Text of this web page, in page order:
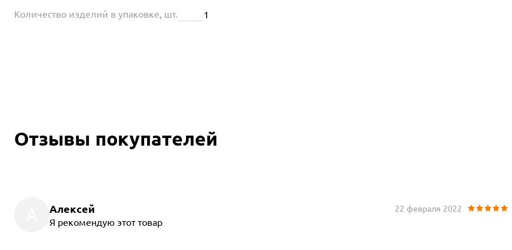
Количество изделий в упаковке, шт. 1
Отзывы покупателей
Алексей
Я рекомендую этот товар
22 февраля 2022